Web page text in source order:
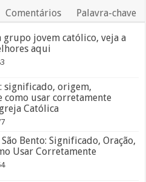
Comentários Palavra-chave
grupo jovem católico, veja a
aqui
significado, origem,
como usar corretamente
Católica
Bento: Significado, Oração,
Usar Corretamente